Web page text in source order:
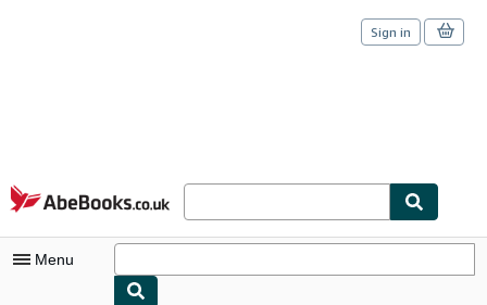
Skip to main content
AbeBooks.co.uk
Sign in
Menu